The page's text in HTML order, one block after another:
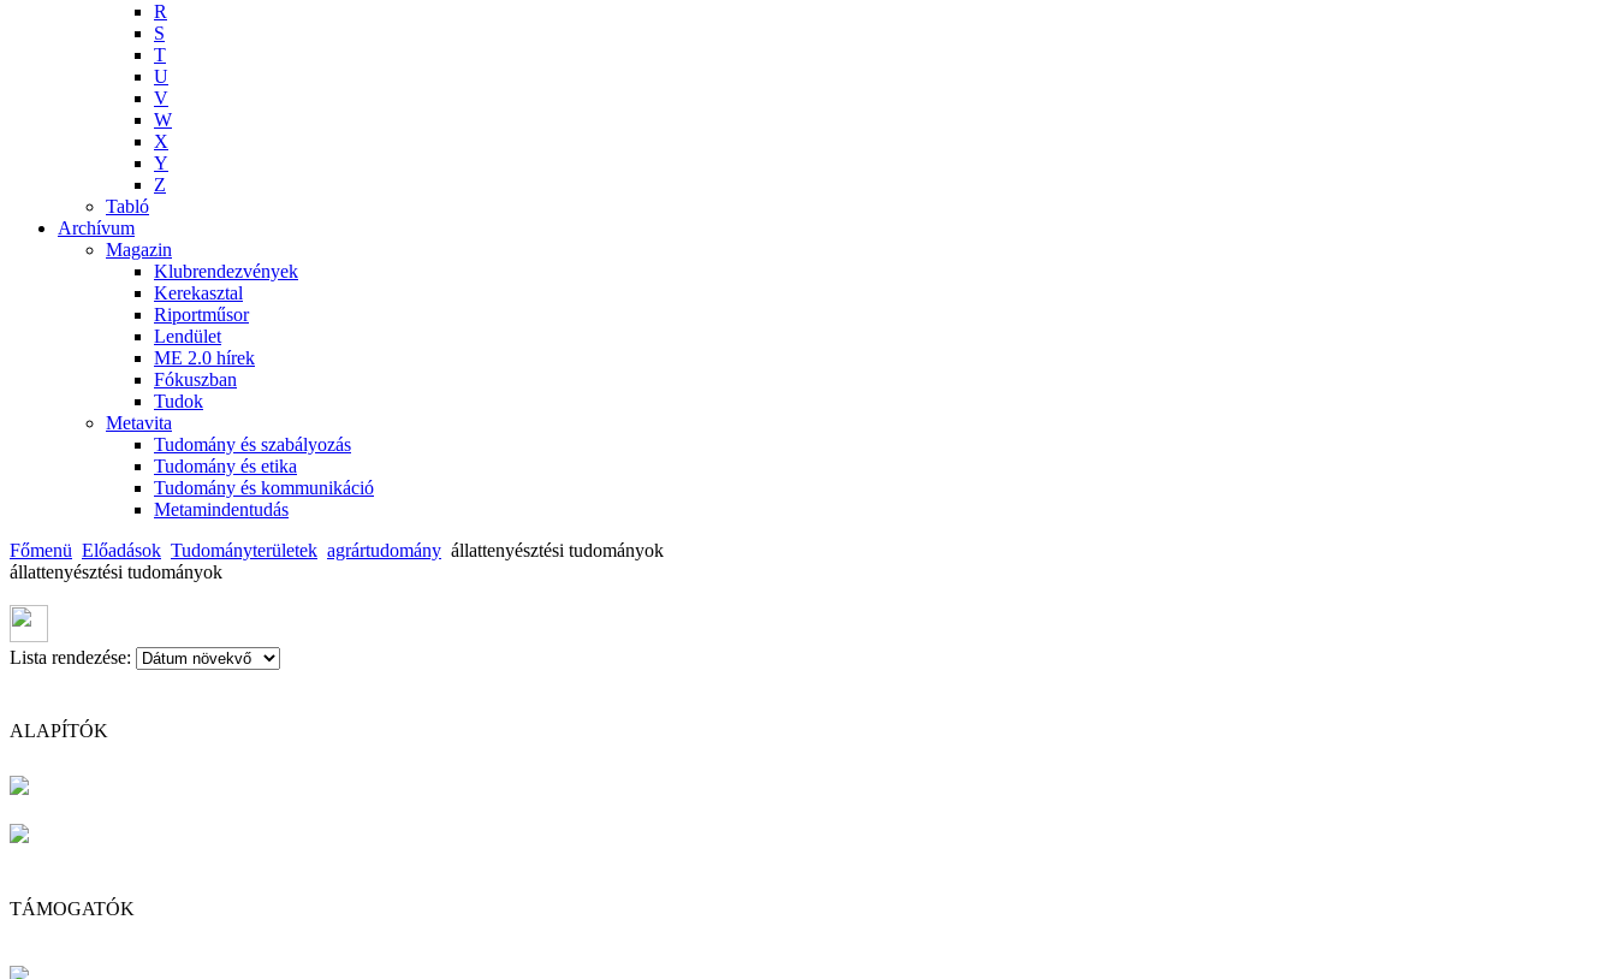
R
S
T
U
V
W
X
Y
Z
Tabló
Archívum
Magazin
Klubrendezvények
Kerekasztal
Riportműsor
Lendület
ME 2.0 hírek
Fókuszban
Tudok
Metavita
Tudomány és szabályozás
Tudomány és etika
Tudomány és kommunikáció
Metamindentudás
Főmenü Előadások Tudományterületek agrártudomány állattenyésztési tudományok
állattenyésztési tudományok
Lista rendezése:
ALAPÍTÓK
TÁMOGATÓK